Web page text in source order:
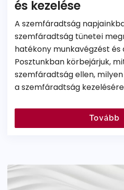
és kezelése
A szemfáradtság
szemfáradtság tünetei
hatékony munkavégzést
Posztunkban körbejárjuk,
szemfáradtság ellen,
a szemfáradtság
Tovább